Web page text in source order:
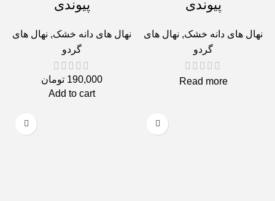
پیوندی
نهال های دانه خشک, نهال های
گردو
Read more
پیوندی
نهال های دانه خشک, نهال های
گردو
190,000 تومان
Add to cart